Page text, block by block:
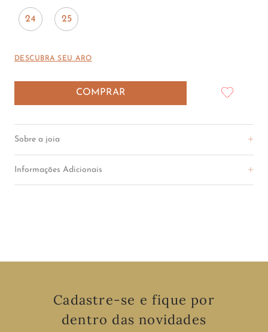
24 25
DESCUBRA SEU ARO
COMPRAR
R$
Sobre a joia
Informações Adicionais
Cadastre-se e fique por
dentro das novidades